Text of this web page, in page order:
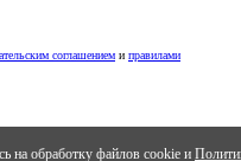
на обработку файлов cookie и
соглашением и правилами